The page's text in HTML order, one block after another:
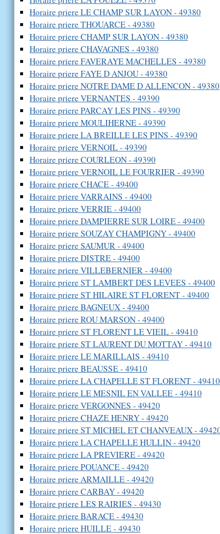
Horaire priere LE CHAMP SUR LAYON - 49380
Horaire priere THOUARCE - 49380
Horaire priere CHAMP SUR LAYON - 49380
Horaire priere CHAVAGNES - 49380
Horaire priere FAVERAYE MACHELLES - 49380
Horaire priere FAYE D ANJOU - 49380
Horaire priere NOTRE DAME D ALLENCON - 49380
Horaire priere VERNANTES - 49390
Horaire priere PARCAY LES PINS - 49390
Horaire priere MOULIHERNE - 49390
Horaire priere LA BREILLE LES PINS - 49390
Horaire priere VERNOIL - 49390
Horaire priere COURLEON - 49390
Horaire priere VERNOIL LE FOURRIER - 49390
Horaire priere CHACE - 49400
Horaire priere VARRAINS - 49400
Horaire priere VERRIE - 49400
Horaire priere DAMPIERRE SUR LOIRE - 49400
Horaire priere SOUZAY CHAMPIGNY - 49400
Horaire priere SAUMUR - 49400
Horaire priere DISTRE - 49400
Horaire priere VILLEBERNIER - 49400
Horaire priere ST LAMBERT DES LEVEES - 49400
Horaire priere ST HILAIRE ST FLORENT - 49400
Horaire priere BAGNEUX - 49400
Horaire priere ROU MARSON - 49400
Horaire priere ST FLORENT LE VIEIL - 49410
Horaire priere ST LAURENT DU MOTTAY - 49410
Horaire priere LE MARILLAIS - 49410
Horaire priere BEAUSSE - 49410
Horaire priere LA CHAPELLE ST FLORENT - 49410
Horaire priere LE MESNIL EN VALLEE - 49410
Horaire priere VERGONNES - 49420
Horaire priere CHAZE HENRY - 49420
Horaire priere ST MICHEL ET CHANVEAUX -
Horaire priere LA CHAPELLE HULLIN - 49420
Horaire priere LA PREVIERE - 49420
Horaire priere POUANCE - 49420
Horaire priere ARMAILLE - 49420
Horaire priere CARBAY - 49420
Horaire priere LES RAIRIES - 49430
Horaire priere BARACE - 49430
Horaire priere HUILLE - 49430